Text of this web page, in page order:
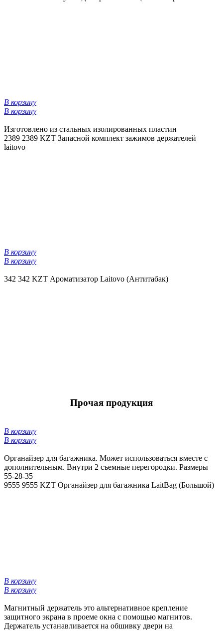
В корзину
В корзину
Изготовлено из стальных изолированных пластин
2389 2389 KZT Запасной комплект зажимов держателей
laitovo
В корзину
В корзину
342 342 KZT Ароматизатор Laitovo (Антитабак)
Прочая продукция
В корзину
В корзину
Органайзер для багажника. Может использоваться вместе с
дополнительным. Внутри 2 съемные перегородки. Размеры
55-28-35
9555 9555 KZT Органайзер для багажника LaitBag (Большой)
В корзину
В корзину
Магнитный держатель это альтернативное крепление
защитного экрана в проеме окна с помощью магнитов.
Держатель устанавливается на обшивку двери на